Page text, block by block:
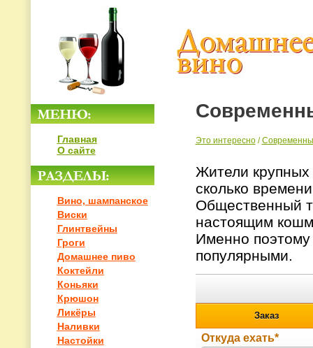
Главная
О сайте
Вино, шампанское
Виски
Глинтвейны
Гроги
Домашнее пиво
Коктейли
Коньяки
Крюшон
Ликёры
Наливки
Настойки
Это интересно/
Жители
сколько
Общественный
настоящим
Именно поэтому
популярными.